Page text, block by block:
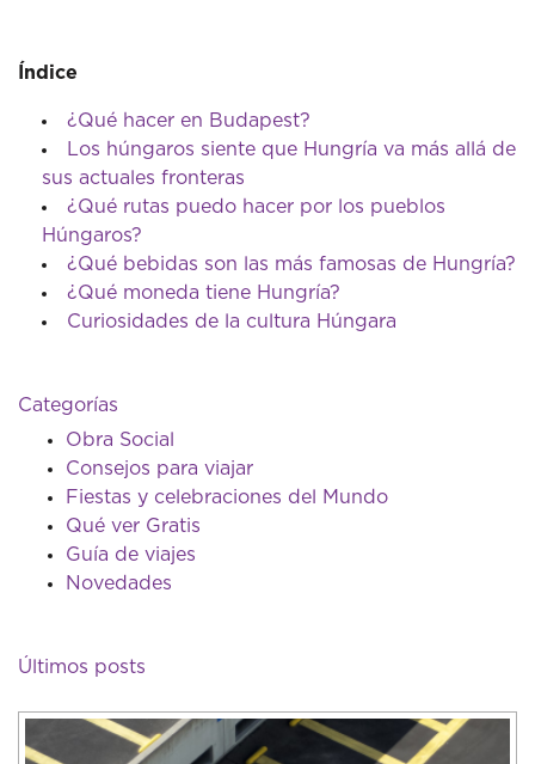
Índice
¿Qué hacer en Budapest?
Los húngaros siente que Hungría va más allá de
sus actuales fronteras
¿Qué rutas puedo hacer por los pueblos
Húngaros?
¿Qué bebidas son las más famosas de Hungría?
¿Qué moneda tiene Hungría?
Curiosidades de la cultura Húngara
Categorías
Obra Social
Consejos para viajar
Fiestas y celebraciones del Mundo
Qué ver Gratis
Guía de viajes
Novedades
Últimos posts